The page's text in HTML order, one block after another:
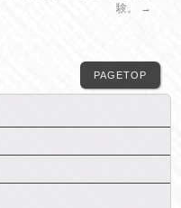
験。
→
PAGETOP